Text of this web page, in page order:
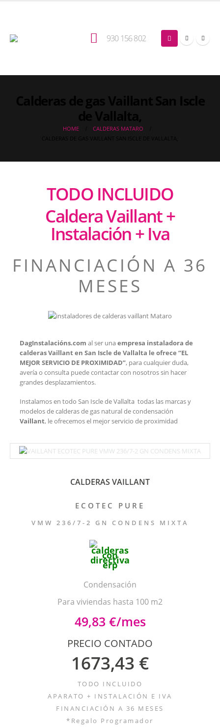
930 156 802
HOME
CALDERAS MATARO
TODO INCLUIDO
Caldera Vaillant +
Instalación + Iva
FINANCIACIÓN A 36
MESES
DagInstalacións.com al ser unaempresa instaladora de
calderas Vaillant en San Iscle de Vallalta le ofrece “EL
MEJOR SERVICIO DE PROXIMIDAD”, para cualquier duda,
avería o consulta puede contactar con nosotros sin hacer
grandes desplazamientos.
Instalamos en todo San Iscle de Vallalta todas las marcas y
modelos de calderas de gas natural de condensación
Vaillant, le ofrecemos el mejor servicio de proximidad
CALDERAS VAILLANT
ECOTEC PURE
VMW 236/7-2 GN CONDENS MIXTA
Condensación
Para viviendas hasta 100 m2
49,83 €/mes
PRECIO CONTADO
1673,43 €
TODO INCLUIDO
APARATO + INSTALACIÓN E IVA
FINANCIACIÓN A 36 MESES
*Regalo Programador